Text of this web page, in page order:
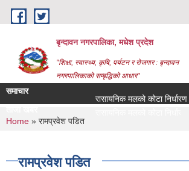
Skip to main content
बृन्दावन नगरपालिका, मधेश प्रदेश
"शिक्षा, स्वास्थ्य, कृषि, पर्यटन र रोजगार : बृन्दावन
नगरपालिकाको सम्बृद्धिको आधार"
समाचार
रासायनिक मलको कोटा निर्धारण
You are here
Home » रामप्रवेश पडित
रामप्रवेश पडित